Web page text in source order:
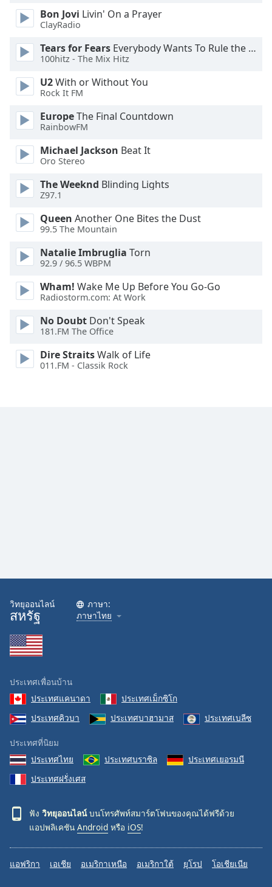
Color
Opacity
Caption
Area
Background
Color
Opacity
Font
Text
Edge
Family
Bon Jovi Livin' On a Prayer
ClayRadio
Tears for Fears Everybody Wants To Rule the World
100hitz - The Mix Hitz
U2With or Without You
Rock It FM
EuropeThe Final Countdown
RainbowFM
Michael Jackson Beat It
Oro Stereo
The Weeknd Blinding Lights
Z97.1
Queen Another One Bites the Dust
99.5 The Mountain
Natalie Imbruglia Torn
92.9 / 96.5 WBPM
Wham! Wake Me Up Before You Go-Go
Radiostorm.com: At Work
No Doubt Don't Speak
181.FM The Office
Dire StraitsWalk of Life
011.FM - Classik Rock
วิทยุออนไลน์
สหรัฐ
ภาษา:
ภาษาไทย
ประเทศเพื่อนบ้าน
ประเทศแคนาดา
ประเทศเม็กซิโก
ประเทศคิวบา
ประเทศบาฮามาส ประเทศเบลีซ
ประเทศที่นิยม
ประเทศไทย
ประเทศบราซิล
ประเทศเยอรมนี
ประเทศฝรั่งเศส
ฟัง วิทยุออนไลน์บนโทรศัพท์สมาร์ตโฟนของคุณได้ฟรีด้วย
แอปพลิเคชัน Android หรือ iOS!
แอฟริกา เอเชีย อเมริกาเหนือ อเมริกาใต้ ยุโรป โอเชียเนีย